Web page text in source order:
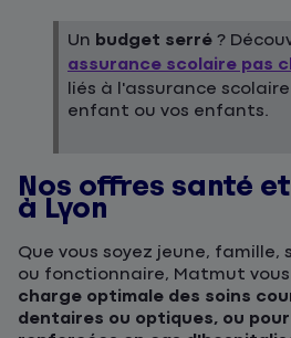
Un budget serré ?
assurance scolaire pas
liés à l'assurance
enfant ou vos enfants.
Nos offres santé
à Lyon
Que vous soyez jeune,
ou fonctionnaire, Matmut
charge optimale des soins
dentaires ou optiques, ou